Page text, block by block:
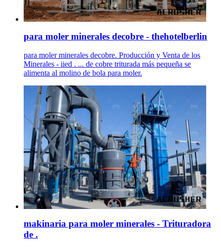
para moler minerales decobre - thehotelberlin
para moler minerales decobre. Producción y Venta de los
Minerales - iied . ... de cobre triturada más pequeña se
alimenta al molino de bola para moler.
makinaria para moler minerales - Trituradora
de .